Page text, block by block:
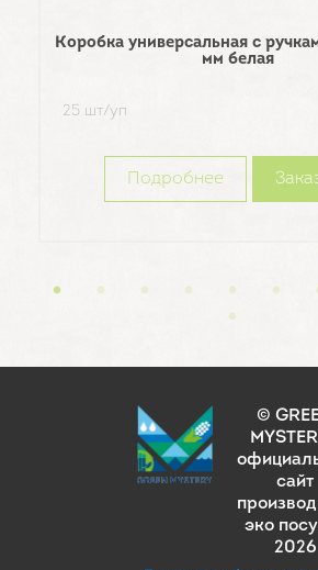
Коробка универсальная с
мм белая
25 шт/уп
Подробнее
©
сайт
эко
2026